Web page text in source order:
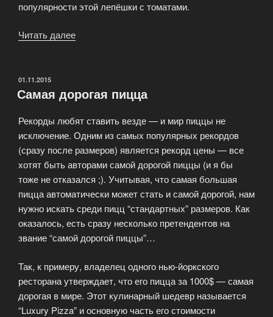
популярности этой лепёшки с томатами.
Читать далее
ОПУБЛИКОВАНО
01.11.2015
Самая дорогая пицца
Рекорды любят ставить везде — и мир пиццы не
исключение. Одним из самых популярных рекордов
(сразу после размеров) является рекорд цены — все
хотят быть авторами самой дорогой пиццы (и я бы
тоже не отказался ;). Учитывая, что самая большая
пицца автоматически может стать и самой дорогой, нам
нужно искать среди пицц “стандартных” размеров. Как
оказалось, есть сразу несколько претендентов на
звание “самой дорогой пиццы”…
Так, к примеру, владелец одного нью-йоркского
ресторана утверждает, что его пицца за 1000$ — самая
дорогая в мире. Этот кулинарный шедевр называется
“Luxury Pizza” и основную часть его стоимости